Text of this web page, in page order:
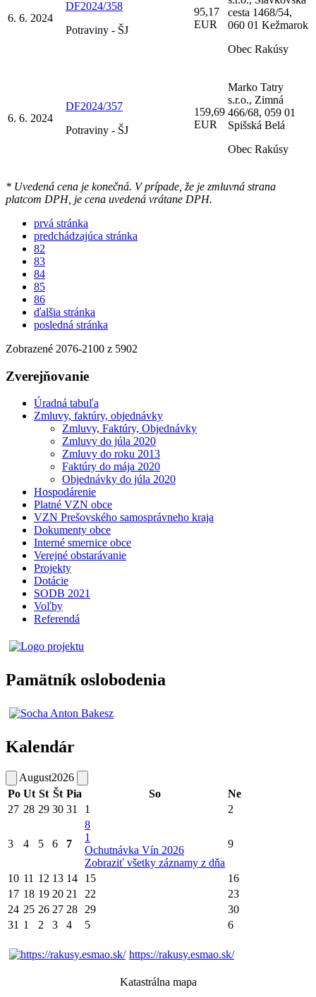
6. 6. 2024
DF2024/358
Potraviny - ŠJ
95,17
EUR
cesta 1468/54,
060 01 Kežmarok
Obec Rakúsy
6. 6. 2024
DF2024/357
Potraviny - ŠJ
159,69
EUR
Marko Tatry
s.r.o., Zimná
466/68, 059 01
Spišská Belá
Obec Rakúsy
* Uvedená cena je konečná. V prípade, že je zmluvná strana
platcom DPH, je cena uvedená vrátane DPH.
prvá stránka
predchádzajúca stránka
82
83
84
85
86
ďalšia stránka
posledná stránka
Zobrazené 2076-2100 z 5902
Zverejňovanie
Úradná tabuľa
Zmluvy, faktúry, objednávky
Zmluvy, Faktúry, Objednávky
Zmluvy do júla 2020
Zmluvy do roku 2013
Faktúry do mája 2020
Objednávky do júla 2020
Hospodárenie
Platné VZN obce
VZN Prešovského samosprávneho kraja
Dokumenty obce
Interné smernice obce
Verejné obstarávanie
Projekty
Dotácie
SODB 2021
Voľby
Referendá
Pamätník oslobodenia
Kalendár
August2026
Po Ut St Št Pia So
Ne
27 28 29 30 31 1 2
3 4 5 6 7
8
1
Ochutnávka Vín 2026
Zobraziť všetky záznamy z dňa
9
10 11 12 13 14 15
16
17 18 19 20 21 22
23
24 25 26 27 28 29
30
31 1 2 3 4 5 6
https://rakusy.esmao.sk/
Katastrálna mapa